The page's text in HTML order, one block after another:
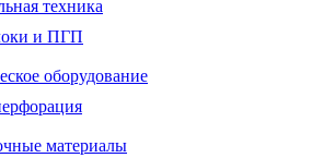
техника
и ПГП
оборудование
материалы